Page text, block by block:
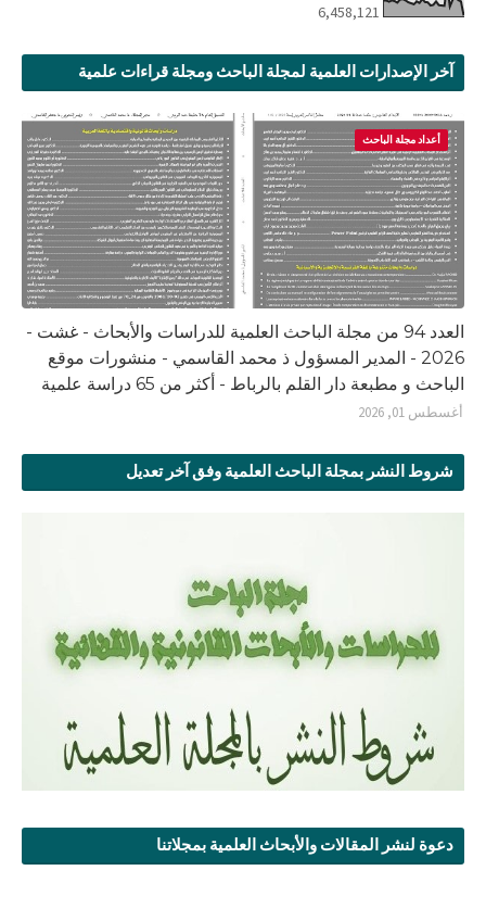
6,458,121
آخر الإصدارات العلمية لمجلة الباحث ومجلة قراءات علمية
أعداد مجلة الباحث
العدد 94 من مجلة الباحث العلمية للدراسات والأبحاث - غشت -
2026 - المدير المسؤول ذ محمد القاسمي - منشورات موقع
الباحث و مطبعة دار القلم بالرباط - أكثر من 65 دراسة علمية
أغسطس 01, 2026
شروط النشر بمجلة الباحث العلمية وفق آخر تعديل
دعوة لنشر المقالات والأبحاث العلمية بمجلاتنا